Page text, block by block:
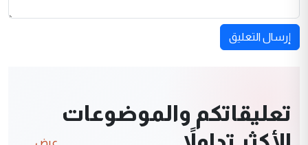
إرسال التعليق
تعليقاتكم والموضوعات